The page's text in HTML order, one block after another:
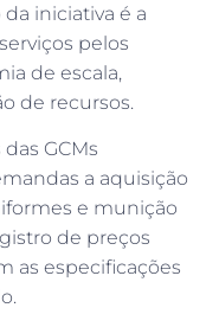
iniciativa é a
pelos
de escala,
de recursos.
GCMs
a aquisição
e munição
de preços
as especificações